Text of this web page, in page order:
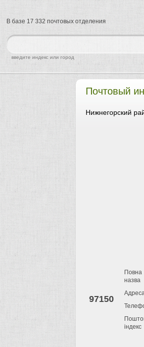
Почтовый
Нижнегорский
97150
Повна
назва
індекс
найти
введите индекс или город
В базе 17 332 почтовых отделения